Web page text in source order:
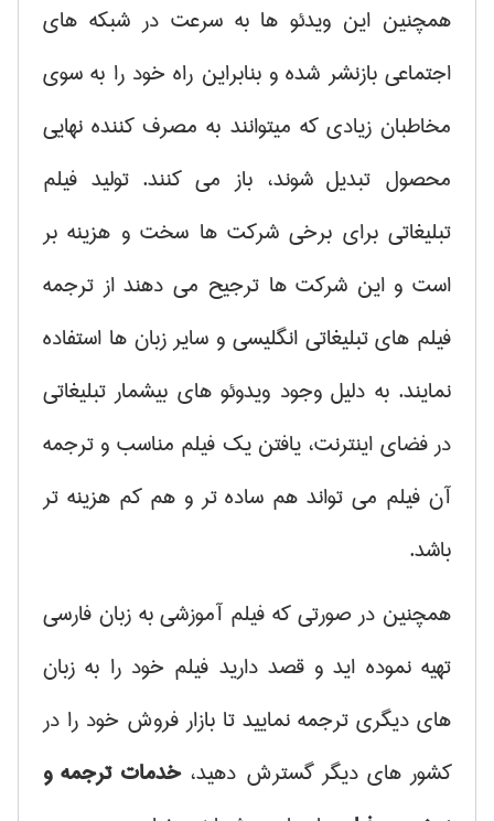
همچنین این ویدئو ها به سرعت در شبکه های
اجتماعی بازنشر شده و بنابراین راه خود را به سوی
مخاطبان زیادی که میتوانند به مصرف کننده نهایی
محصول تبدیل شوند، باز می کنند. تولید فیلم
تبلیغاتی برای برخی شرکت ها سخت و هزینه بر
است و این شرکت ها ترجیح می دهند از ترجمه
فیلم های تبلیغاتی انگلیسی و سایر زبان ها استفاده
نمایند. به دلیل وجود ویدوئو های بیشمار تبلیغاتی
در فضای اینترنت، یافتن یک فیلم مناسب و ترجمه
آن فیلم می تواند هم ساده تر و هم کم هزینه تر
باشد.
همچنین در صورتی که فیلم آموزشی به زبان فارسی
تهیه نموده اید و قصد دارید فیلم خود را به زبان
های دیگری ترجمه نمایید تا بازار فروش خود را در
کشور های دیگر گسترش دهید،خدمات ترجمه و